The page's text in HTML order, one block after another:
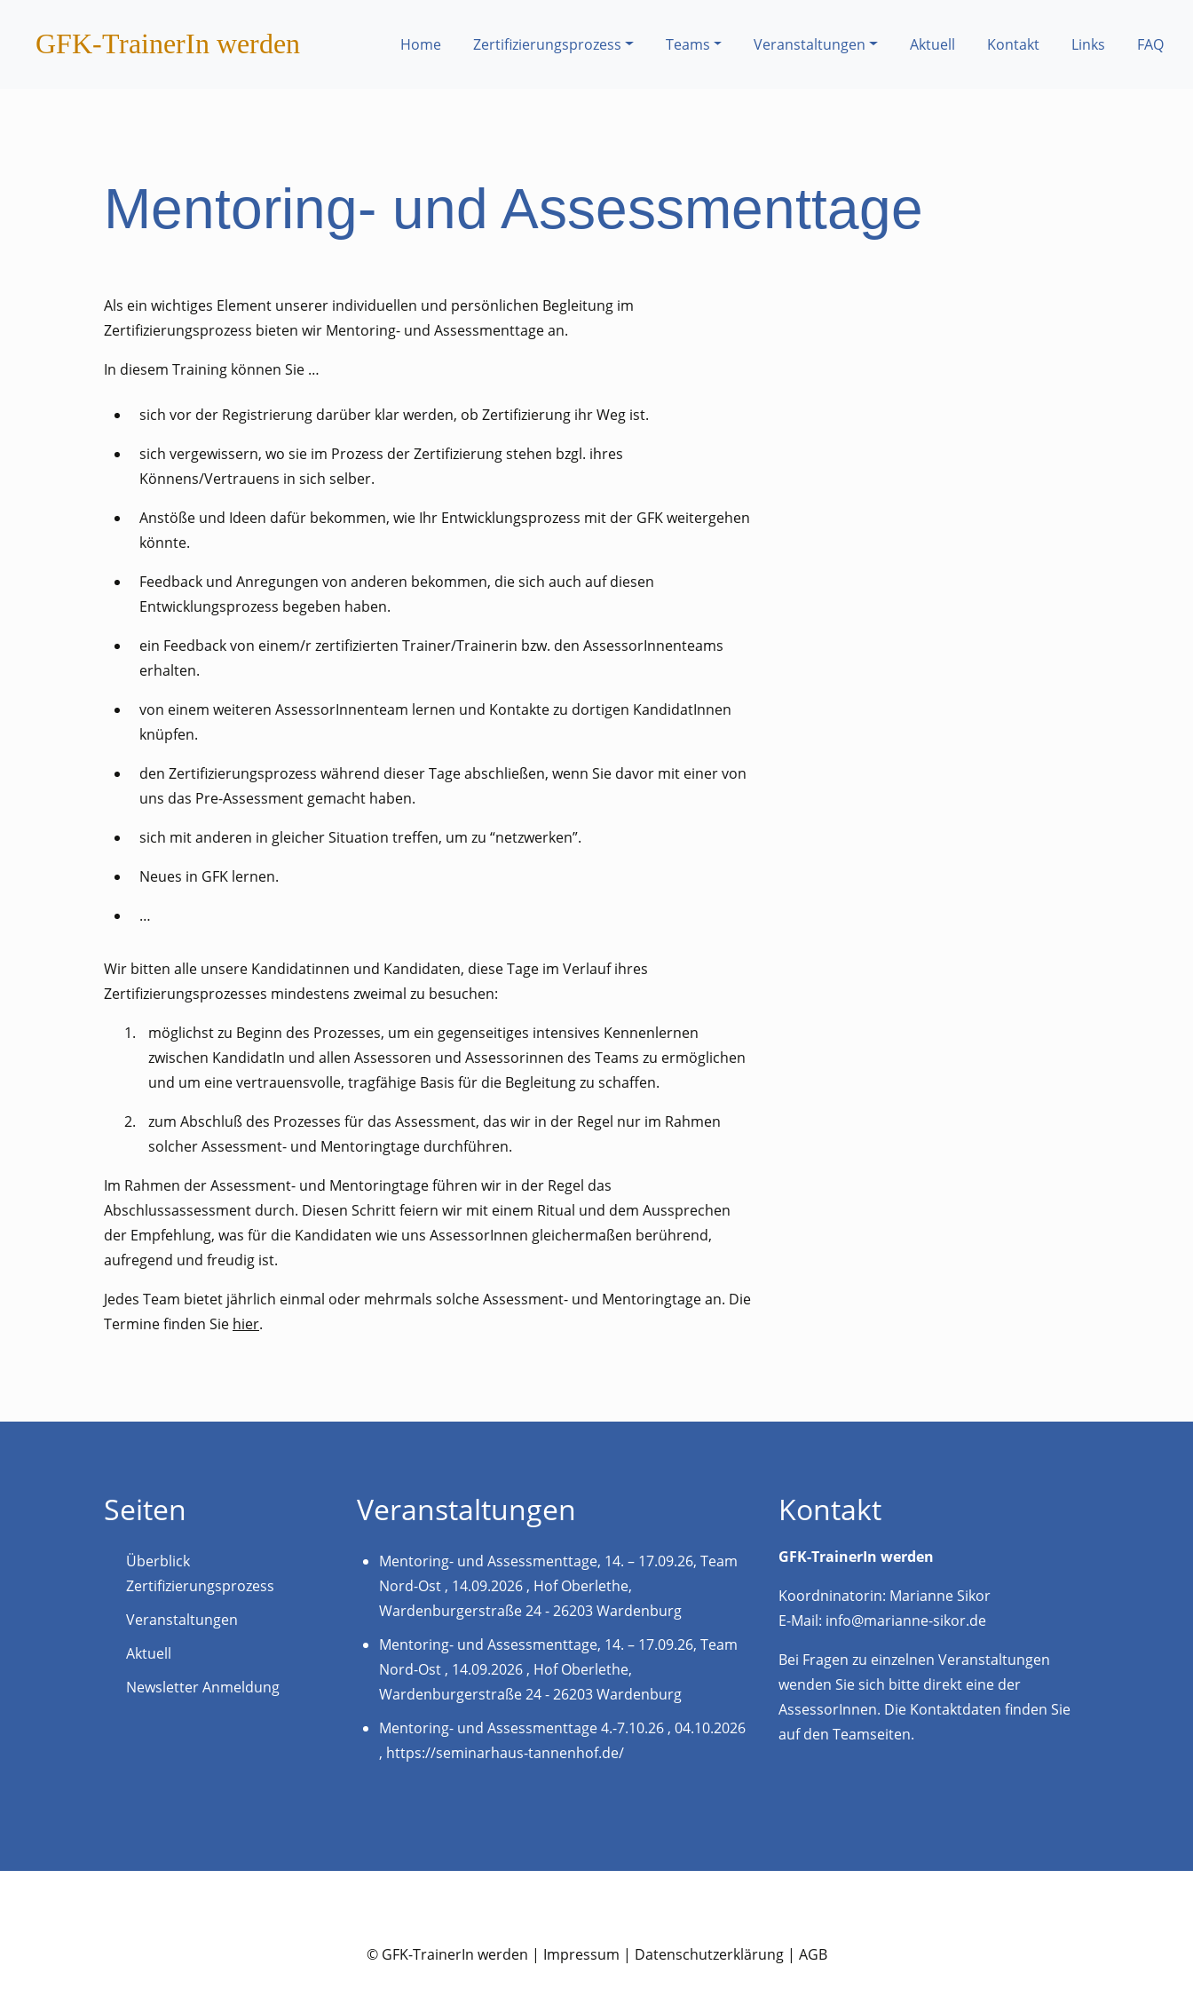
GFK-TrainerIn werden Home Zertifizierungsprozess Teams Veranstaltungen Aktuell Kontakt Links FAQ
Mentoring- und Assessmenttage
Als ein wichtiges Element unserer individuellen und persönlichen Begleitung im
Zertifizierungsprozess bieten wir Mentoring- und Assessmenttage an.
In diesem Training können Sie …
sich vor der Registrierung darüber klar werden, ob Zertifizierung ihr Weg ist.
sich vergewissern, wo sie im Prozess der Zertifizierung stehen bzgl. ihres
Könnens/Vertrauens in sich selber.
Anstöße und Ideen dafür bekommen, wie Ihr Entwicklungsprozess mit der GFK weitergehen
könnte.
Feedback und Anregungen von anderen bekommen, die sich auch auf diesen
Entwicklungsprozess begeben haben.
ein Feedback von einem/r zertifizierten Trainer/Trainerin bzw. den AssessorInnenteams
erhalten.
von einem weiteren AssessorInnenteam lernen und Kontakte zu dortigen KandidatInnen
knüpfen.
den Zertifizierungsprozess während dieser Tage abschließen, wenn Sie davor mit einer von
uns das Pre-Assessment gemacht haben.
sich mit anderen in gleicher Situation treffen, um zu “netzwerken”.
Neues in GFK lernen.
…
Wir bitten alle unsere Kandidatinnen und Kandidaten, diese Tage im Verlauf ihres
Zertifizierungsprozesses mindestens zweimal zu besuchen:
möglichst zu Beginn des Prozesses, um ein gegenseitiges intensives Kennenlernen
zwischen KandidatIn und allen Assessoren und Assessorinnen des Teams zu ermöglichen
und um eine vertrauensvolle, tragfähige Basis für die Begleitung zu schaffen.
zum Abschluß des Prozesses für das Assessment, das wir in der Regel nur im Rahmen
solcher Assessment- und Mentoringtage durchführen.
Im Rahmen der Assessment- und Mentoringtage führen wir in der Regel das
Abschlussassessment durch. Diesen Schritt feiern wir mit einem Ritual und dem Aussprechen
der Empfehlung, was für die Kandidaten wie uns AssessorInnen gleichermaßen berührend,
aufregend und freudig ist.
Jedes Team bietet jährlich einmal oder mehrmals solche Assessment- und Mentoringtage an. Die
Termine finden Sie hier.
Seiten
Überblick
Zertifizierungsprozess
Veranstaltungen
Aktuell
Newsletter Anmeldung
Veranstaltungen
Mentoring- und Assessmenttage, 14. – 17.09.26, Team
Nord-Ost , 14.09.2026 , Hof Oberlethe,
Wardenburgerstraße 24 - 26203 Wardenburg
Mentoring- und Assessmenttage, 14. – 17.09.26, Team
Nord-Ost , 14.09.2026 , Hof Oberlethe,
Wardenburgerstraße 24 - 26203 Wardenburg
Mentoring- und Assessmenttage 4.-7.10.26 , 04.10.2026
, https://seminarhaus-tannenhof.de/
Kontakt
GFK-TrainerIn werden
Koordninatorin: Marianne Sikor
E-Mail: info@marianne-sikor.de
Bei Fragen zu einzelnen Veranstaltungen
wenden Sie sich bitte direkt eine der
AssessorInnen. Die Kontaktdaten finden Sie
auf den Teamseiten.
© GFK-TrainerIn werden | Impressum | Datenschutzerklärung| AGB